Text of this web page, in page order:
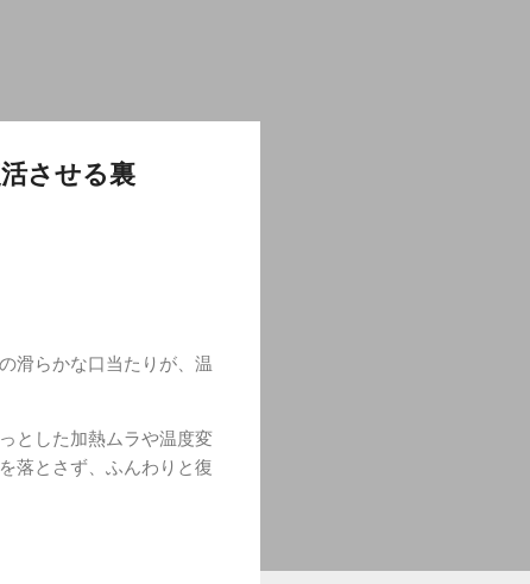
させる裏
滑らかな口当たりが、温
とした加熱ムラや温度変
落とさず、ふんわりと復